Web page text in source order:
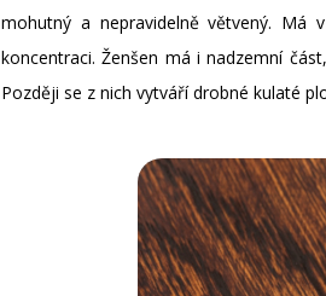
mohutný a nepravidelně větvený.
koncentraci. Ženšen má i nadzemní
Později se z nich vytváří drobné kulaté